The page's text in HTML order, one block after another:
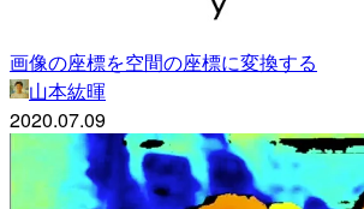
画像の座標を空間の座標に変換する
山本紘暉
2020.07.09